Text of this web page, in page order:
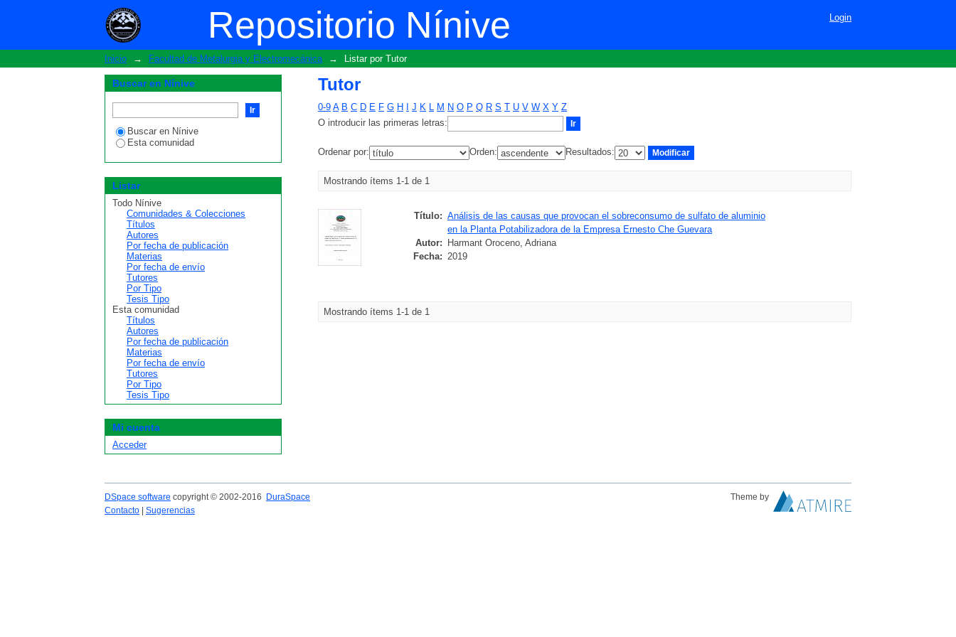
Repositorio Nínive
Tutor Login
Inicio → Facultad de Metalurgia y Electromecánica → Listar por Tutor
Tutor
0-9 A B C D E F G H J K L M N O P Q R S T U V W X Y Z
O introducir las primeras letras:
Ordenar por: Orden: Resultados:
Mostrando ítems 1-1 de 1
Título: Análisis de las causas que provocan el sobreconsumo de sulfato de aluminio
en la Planta Potabilizadora de la Empresa Ernesto Che Guevara
Autor:
Harmant Oroceno, Adriana
Fecha: 2019
Mostrando ítems 1-1 de 1
Buscar en Nínive
Buscar en Nínive
Esta comunidad
Listar
Todo Nínive
Comunidades & Colecciones
Títulos
Autores
Por fecha de publicación
Materias
Por fecha de envío
Tutores
Por Tipo
Tesis Tipo
Esta comunidad
Títulos
Autores
Por fecha de publicación
Materias
Por fecha de envío
Tutores
Por Tipo
Tesis Tipo
Mi cuenta
Acceder
DSpace software copyright © 2002-2016 DuraSpace
Theme by
Contacto
Sugerencias